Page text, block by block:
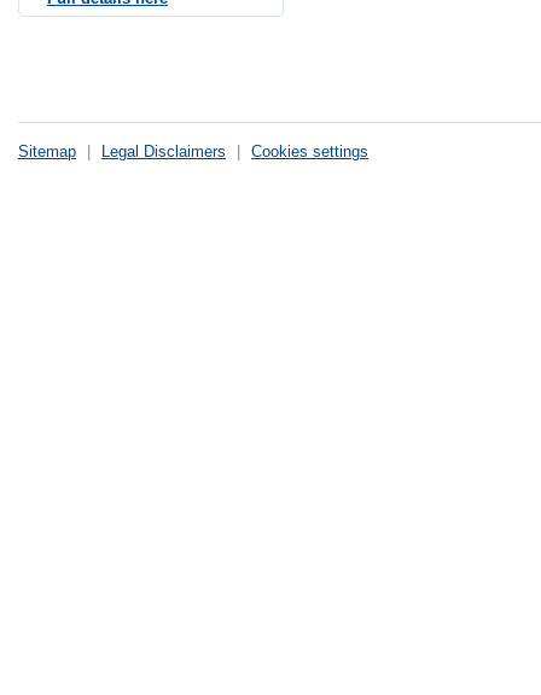
Sitemap Legal Disclaimers Cookies settings